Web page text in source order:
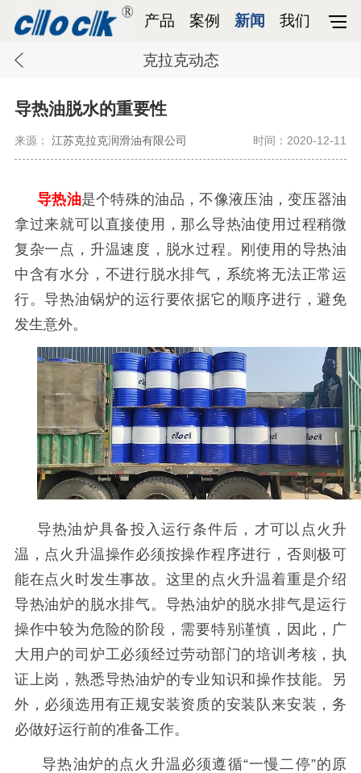
产品 案例 新闻 我们
克拉克动态
导热油脱水的重要性
来源： 江苏克拉克润滑油有限公司 时间：2020-12-11
导热油是个特殊的油品，不像液压油，变压器油
拿过来就可以直接使用，那么导热油使用过程稍微
复杂一点，升温速度，脱水过程。 刚使用的导热油
中含有水分，不进行脱水排气，系统将无法正常运
行。导热油锅炉的运行要依据它的顺序进行，避免
发生意外。
导热油炉具备投入运行条件后，才可以点火升
温，点火升温操作必须按操作程序进行，否则极可
能在点火时发生事故。这里的点火升温着重是介绍
导热油炉的脱水排气。导热油炉的脱水排气是运行
操作中较为危险的阶段，需要特别谨慎，因此，广
大用户的司炉工必须经过劳动部门的培训考核，执
证上岗，熟悉导热油炉的专业知识和操作技能。另
外，必须选用有正规安装资质的安装队来安装，务
必做好运行前的准备工作。
导热油炉的点火升温必须遵循“一慢二停”的原